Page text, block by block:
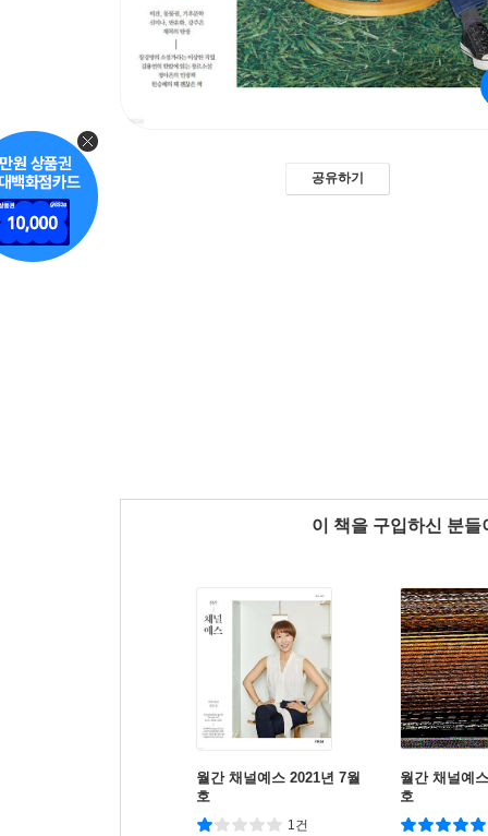
공유하기
이 책을 구입하신 분
월간 채널예스 2021년 7월
호
1건
월간 채널예
호